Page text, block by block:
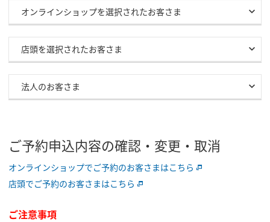
オンラインショップを選択されたお客さま
店頭を選択されたお客さま
法人のお客さま
ご予約申込内容の確認・変更・取消
オンラインショップでご予約のお客さまはこちら
店頭でご予約のお客さまはこちら
ご注意事項